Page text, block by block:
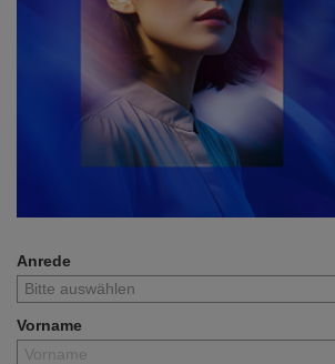
Anrede
Vorname